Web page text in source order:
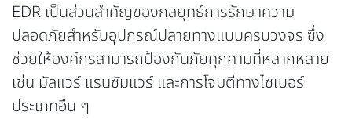
EDR เป็นส่วนสำคัญของกลยุทธ์การรักษาความ
ปลอดภัยสำหรับอุปกรณ์ปลายทางแบบครบวงจร ซึ่ง
ช่วยให้องค์กรสามารถป้องกันภัยคุกคามที่หลากหลาย
เช่น มัลแวร์ แรนซัมแวร์ และการโจมตีทางไซเบอร์
ประเภทอื่น ๆ